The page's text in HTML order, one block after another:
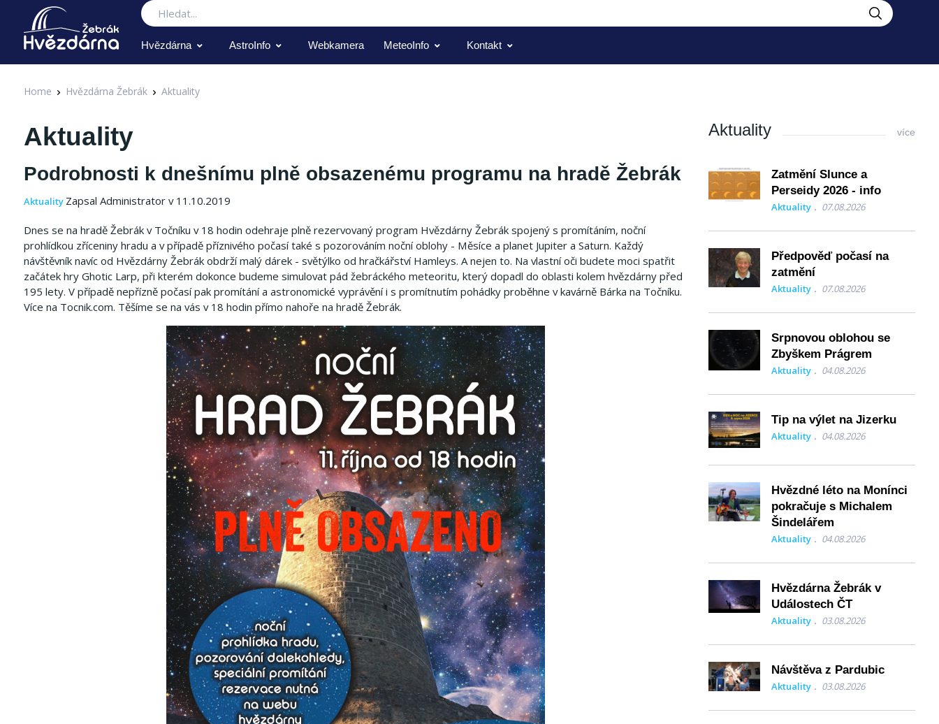
Hledat
Hvězdárna AstroInfo Webkamera MeteoInfo Kontakt
Home Hvězdárna Žebrák Aktuality
Aktuality
Podrobnosti k dnešnímu plně obsazenému programu na hradě Žebrák
Aktuality Zapsal Administrator v 11.10.2019
Dnes se na hradě Žebrák v Točníku v 18 hodin odehraje plně rezervovaný program Hvězdárny Žebrák spojený s promítáním, noční
prohlídkou zříceniny hradu a v případě příznivého počasí také s pozorováním noční oblohy - Měsíce a planet Jupiter a Saturn. Každý
návštěvník navíc od Hvězdárny Žebrák obdrží malý dárek - světýlko od hračkářství Hamleys. A nejen to. Na vlastní oči budete moci spatřit
začátek hry Ghotic Larp, při kterém dokonce budeme simulovat pád žebráckého meteoritu, který dopadl do oblasti kolem hvězdárny před
195 lety. V případě nepřízně počasí pak promítání a astronomické vyprávění i s promítnutím pohádky proběhne v kavárně Bárka na Točníku.
Více na Tocnik.com. Těšíme se na vás v 18 hodin přímo nahoře na hradě Žebrák.
Aktuality více
Zatmění Slunce a
Perseidy 2026 - info
Aktuality 07.08.2026
Předpověď počasí na
zatmění
Aktuality 07.08.2026
Srpnovou oblohou se
Zbyškem Prágrem
Aktuality 04.08.2026
Tip na výlet na Jizerku
Aktuality 04.08.2026
Hvězdné léto na Monínci
pokračuje s Michalem
Šindelářem
Aktuality 04.08.2026
Hvězdárna Žebrák v
Událostech ČT
Aktuality 03.08.2026
Návštěva z Pardubic
Aktuality 03.08.2026